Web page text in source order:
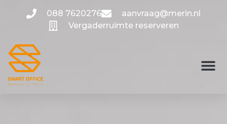
088 7620276
aanvraag@merin.nl
Vergaderruimte reserveren